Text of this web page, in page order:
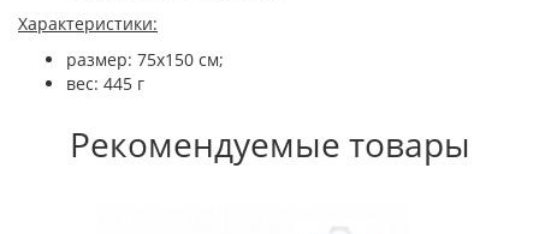
Характеристики:
размер: 75х150 cм;
вес: 445 г
Рекомендуемые товары